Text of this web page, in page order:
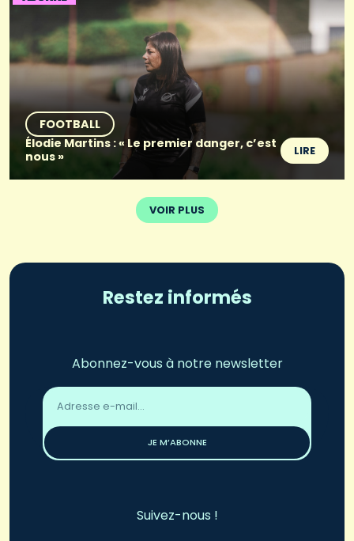
FOOTBALL
Élodie Martins : « Le premier danger, c’est
nous »
LIRE
VOIR PLUS
Restez informés
Abonnez-vous à notre newsletter
Adresse
email
JE M’ABONNE
Suivez-nous !